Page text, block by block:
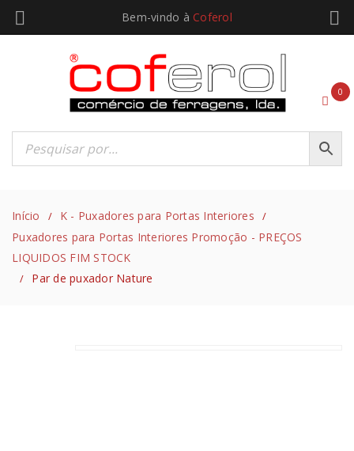
Bem-vindo à Coferol
0
Início / K - Puxadores para Portas Interiores /
Puxadores para Portas Interiores Promoção - PREÇOS
LIQUIDOS FIM STOCK
/ Par de puxador Nature